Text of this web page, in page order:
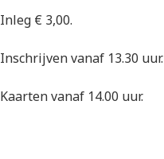
Inleg € 3,00.
Inschrijven vanaf 13.30 uur.
Kaarten vanaf 14.00 uur.